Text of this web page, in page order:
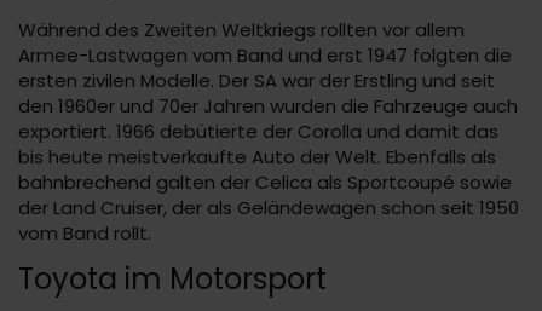
Während des Zweiten Weltkriegs rollten vor allem
Armee-Lastwagen vom Band und erst 1947 folgten die
ersten zivilen Modelle. Der SA war der Erstling und seit
den 1960er und 70er Jahren wurden die Fahrzeuge auch
exportiert. 1966 debütierte der Corolla und damit das
bis heute meistverkaufte Auto der Welt. Ebenfalls als
bahnbrechend galten der Celica als Sportcoupé sowie
der Land Cruiser, der als Geländewagen schon seit 1950
vom Band rollt.
Toyota im Motorsport